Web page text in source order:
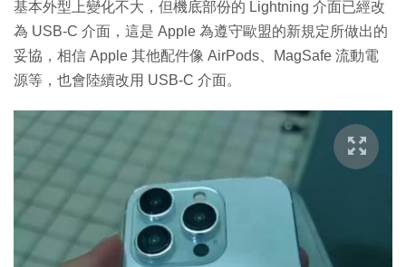
基本外型上變化不大，但機底部份的 Lightning 介面已經改
為 USB-C 介面，這是 Apple 為遵守歐盟的新規定所做出的
妥協，相信 Apple 其他配件像 AirPods、MagSafe 流動電
源等，也會陸續改用 USB-C 介面。